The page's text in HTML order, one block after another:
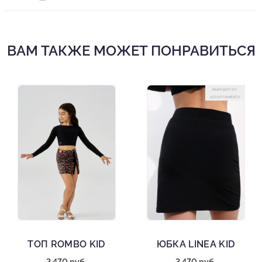
ВАМ ТАКЖЕ МОЖЕТ ПОНРАВИТЬСЯ
ТОП ROMBO KID
ВЫХОДИТ ИЗ
АССОРТИМЕНТА
ЮБКА LINEA KID